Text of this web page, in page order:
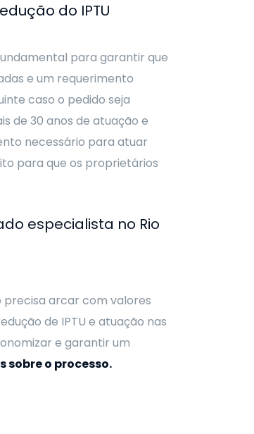
do IPTU
para garantir que
e um requerimento
caso o pedido seja
de 30 anos de atuação e
necessário para atuar
para que os proprietários
especialista no Rio
precisa arcar com valores
de IPTU e atuação nas
e garantir um
sobre o processo.